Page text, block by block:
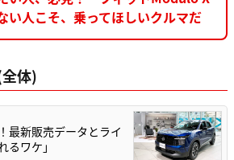
い人こそ、乗ってほしいクルマだ
体)
最新販売データとライ
るワケ」